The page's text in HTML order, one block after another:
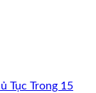
Tục Trong 15